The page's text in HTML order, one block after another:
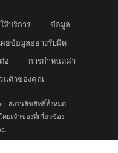
ห้บริการ
ข้อมูล
ผยข้อมูลอย่างรับผิด
อ
การกำหนดค่า
นตัวของคุณ
สงวนลิขสิทธิ์ทั้งหมด
ดยเจ้าของที่เกี่ยวข้อง